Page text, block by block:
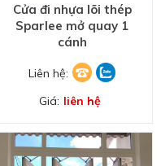
Cửa đi nhựa lõi thép
Sparlee mở quay 1
cánh
Liên hệ:
Giá: liên hệ